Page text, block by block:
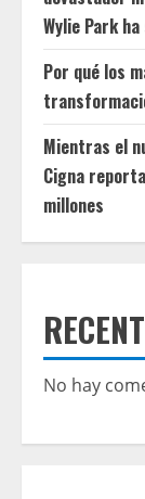
Wylie Park
Por qué los
Mientras el
Cigna
millones
No hay